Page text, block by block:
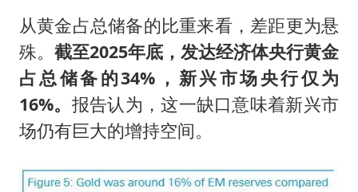
从黄金占总储备的比重来看，差距更为悬
殊。 截至2025年底，发达经济体央行黄金
占总储备的34%，新兴市场央行仅为
16%。 报告认为，这一缺口意味着新兴市
场仍有巨大的增持空间。